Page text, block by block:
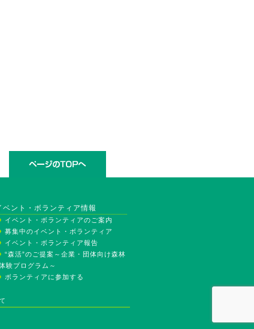
ベント・ボランティア情報
イベント・ボランティアのご案内
募集中のイベント・ボランティア
イベント・ボランティア報告
“森活”のご提案～企業・団体向け森林
験プログラム～
ボランティアに参加する